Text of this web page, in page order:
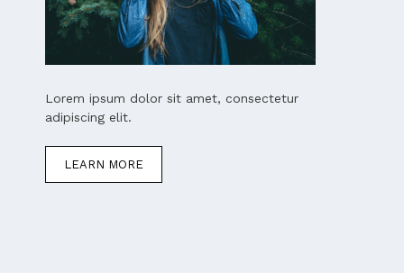
Lorem ipsum dolor sit amet, consectetur
adipiscing elit.
LEARN MORE